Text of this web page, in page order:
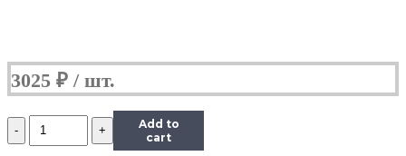
3025 ₽
Количество
Фотобарабан
Add to
cart